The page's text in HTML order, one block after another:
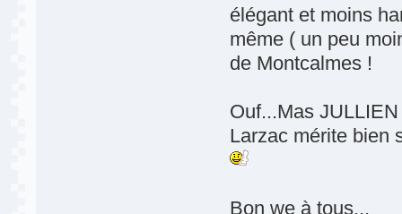
élégant et moins
même ( un peu
de Montcalmes !
Ouf...Mas
Larzac mérite bien
Bon we à tous...